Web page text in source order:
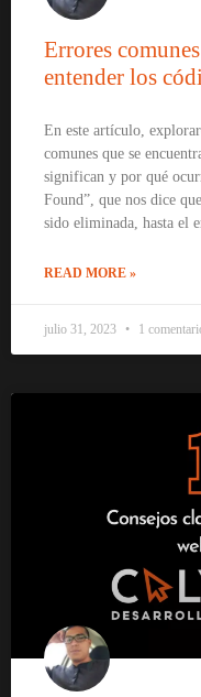
Errores
entender los
En este artículo,
comunes que se
significan y por qué
Found”, que nos dice
sido eliminada, hasta el
READ MORE »
julio 31, 2023 1